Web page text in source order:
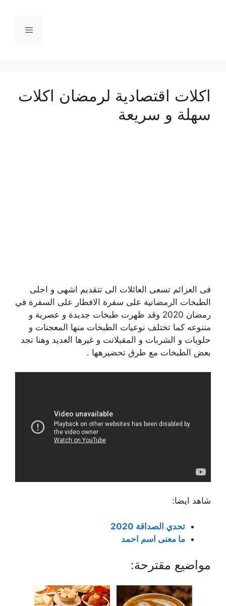
القائمة
اكلات اقتصادية لرمضان اكلات
سهلة و سريعة
فى العزائم تسعى العائلات الى تتقديم اشهى و احلى
الطبخات الرمضانية على سفرة الافطار على السفرة في
رمضان 2020 وقد ظهرت طبخات جديدة و عصرية و
متنوعه كما تختلف نوعيات الطبخات منها المعجنات و
حلويات و الشربات و المقبلاتت و غيرها العديد وهنا تجد
بعض الطبخات مع طرق تحضيرهها .
شاهد ايضا:
تحدي الصداقة 2020
ما معنى اسم احمد
مواضيع مقترحة: